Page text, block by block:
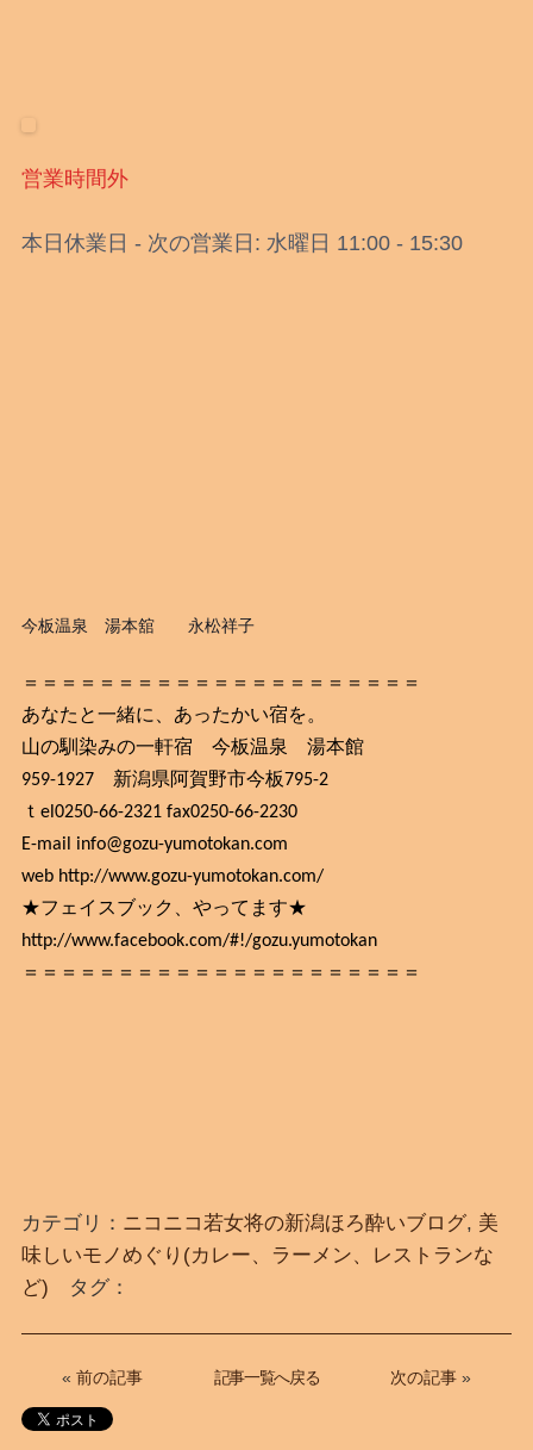
営業時間外
本日休業日 - 次の営業日: 水曜日 11:00 - 15:30
今板温泉 湯本舘 永松祥子
＝＝＝＝＝＝＝＝＝＝＝＝＝＝＝＝＝＝＝＝＝
あなたと一緒に、あったかい宿を。
山の馴染みの一軒宿 今板温泉 湯本館
959-1927 新潟県阿賀野市今板795-2
ｔel0250-66-2321 fax0250-66-2230
E-mail info@gozu-yumotokan.com
web http://www.gozu-yumotokan.com/
★フェイスブック、やってます★
http://www.facebook.com/#!/gozu.yumotokan
＝＝＝＝＝＝＝＝＝＝＝＝＝＝＝＝＝＝＝＝＝
カテゴリ： ニコニコ若女将の新潟ほろ酔いブログ, 美
味しいモノめぐり(カレー、ラーメン、レストランな
ど) タグ：
« 前の記事 次の記事 »
記事一覧へ戻る